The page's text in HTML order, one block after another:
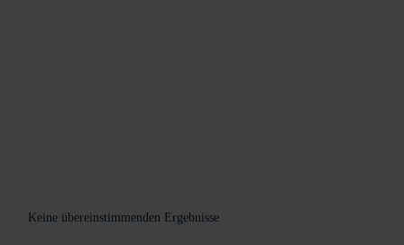
Keine übereinstimmenden Ergebnisse